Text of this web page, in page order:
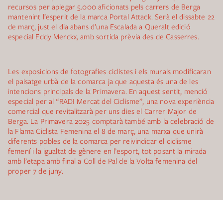
recursos per aplegar 5.000 aficionats pels carrers de Berga
mantenint l’esperit de la marca Portal Attack. Serà el dissabte 22
de març, just el dia abans d’una Escalada a Queralt edició
especial Eddy Merckx, amb sortida prèvia des de Casserres.
Les exposicions de fotografies ciclistes i els murals modificaran
el paisatge urbà de la comarca ja que aquesta és una de les
intencions principals de la Primavera. En aquest sentit, menció
especial per al “RADI Mercat del Ciclisme”, una nova experiència
comercial que revitalitzarà per uns dies el Carrer Major de
Berga. La Primavera 2025 comptarà també amb la celebració de
la Flama Ciclista Femenina el 8 de març, una marxa que unirà
diferents pobles de la comarca per reivindicar el ciclisme
femení i la igualtat de gènere en l’esport, tot posant la mirada
amb l’etapa amb final a Coll de Pal de la Volta femenina del
proper 7 de juny.